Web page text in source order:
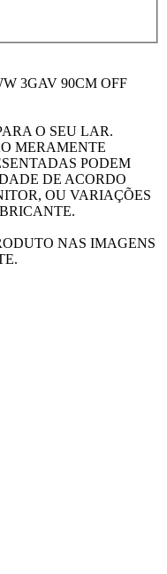
3GAV 90CM OFF
O SEU LAR.
MERAMENTE
PODEM
DE ACORDO
OU VARIAÇÕES
NAS IMAGENS